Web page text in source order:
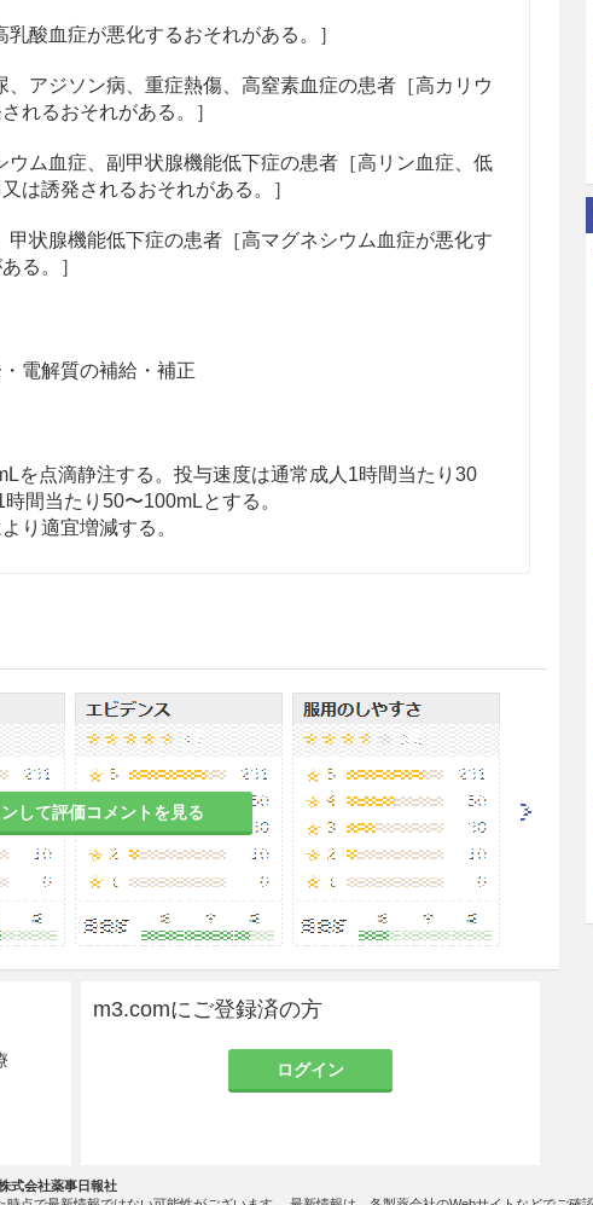
酸血症が悪化するおそれがある。］
アジソン病、重症熱傷、高窒素血症の患者［高カリウ
れるおそれがある。］
ム血症、副甲状腺機能低下症の患者［高リン血症、低
は誘発されるおそれがある。］
状腺機能低下症の患者［高マグネシウム血症が悪化す
る。］
電解質の補給・補正
を点滴静注する。投与速度は通常成人1時間当たり30
間当たり50〜100mLとする。
り適宜増減する。
る患者
より、症状が悪化するおそれがある。
、症状が悪化するおそれがある。
り尿量が減少している患者
陥りやすく、症状が悪化するおそれがある。
患者
して評価コメントを見る
m3.comにご登録済の方
ログイン
式会社薬事日報社